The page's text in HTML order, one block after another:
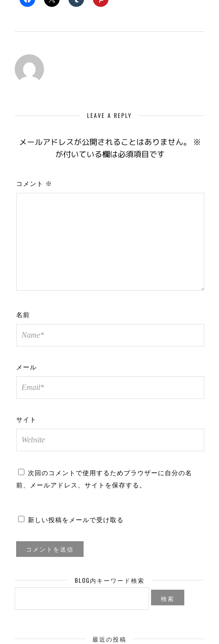
LEAVE A REPLY
メールアドレスが公開されることはありません。
※
が付いている欄は必須項目です
コメント ※
名前
メール
サイト
次回のコメントで使用するためブラウザーに自分の名
前、メールアドレス、サイトを保存する。
新しい投稿をメールで受け取る
BLOG内キーワード検索
検
最近の投稿